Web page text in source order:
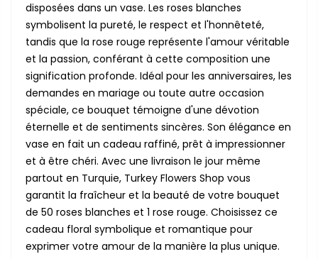
disposées dans un vase. Les roses blanches
symbolisent la pureté, le respect et l'honnêteté,
tandis que la rose rouge représente l'amour véritable
et la passion, conférant à cette composition une
signification profonde. Idéal pour les anniversaires, les
demandes en mariage ou toute autre occasion
spéciale, ce bouquet témoigne d'une dévotion
éternelle et de sentiments sincères. Son élégance en
vase en fait un cadeau raffiné, prêt à impressionner
et à être chéri. Avec une livraison le jour même
partout en Turquie, Turkey Flowers Shop vous
garantit la fraîcheur et la beauté de votre bouquet
de 50 roses blanches et 1 rose rouge. Choisissez ce
cadeau floral symbolique et romantique pour
exprimer votre amour de la manière la plus unique.